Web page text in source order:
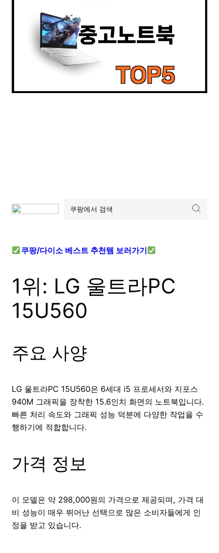
쿠팡/다이소 베스트 추천템 보러가기
1위: LG 울트라PC
15U560
주요 사양
LG 울트라PC 15U560은 6세대 i5 프로세서와 지포스
940M 그래픽을 장착한 15.6인치 화면의 노트북입니다.
빠른 처리 속도와 그래픽 성능 덕분에 다양한 작업을 수
행하기에 적합합니다.
가격 정보
이 모델은 약 298,000원의 가격으로 제공되며, 가격 대
비 성능이 매우 뛰어난 선택으로 많은 소비자들에게 인
정을 받고 있습니다.